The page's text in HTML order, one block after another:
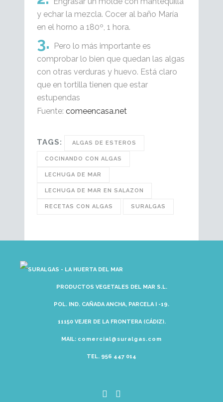
y echar la mezcla. Cocer al baño María
en el horno a 180º, 1 hora.
Pero lo más importante es
comprobar lo bien que quedan las algas
con otras verduras y huevo. Está claro
que en tortilla tienen que estar
estupendas
Fuente: comeencasa.net
TAGS: ALGAS DE ESTEROS
COCINANDO CON ALGAS
LECHUGA DE MAR
LECHUGA DE MAR EN SALAZON
RECETAS CON ALGAS SURALGAS
PRODUCTOS VEGETALES DEL MAR S.L.
POL. IND. CAÑADA ANCHA, PARCELA I -19.
11150 VEJER DE LA FRONTERA (CÁDIZ).
MAIL: comercial@suralgas.com
TEL. 956 447 014